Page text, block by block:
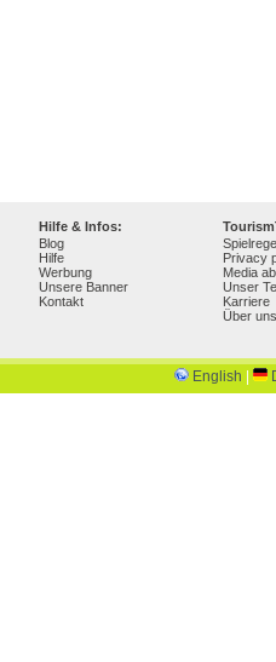
Hilfe & Infos:
Blog
Hilfe
Werbung
Unsere Banner
Kontakt
Privacy
Media
Unser
Karriere
Über uns
English